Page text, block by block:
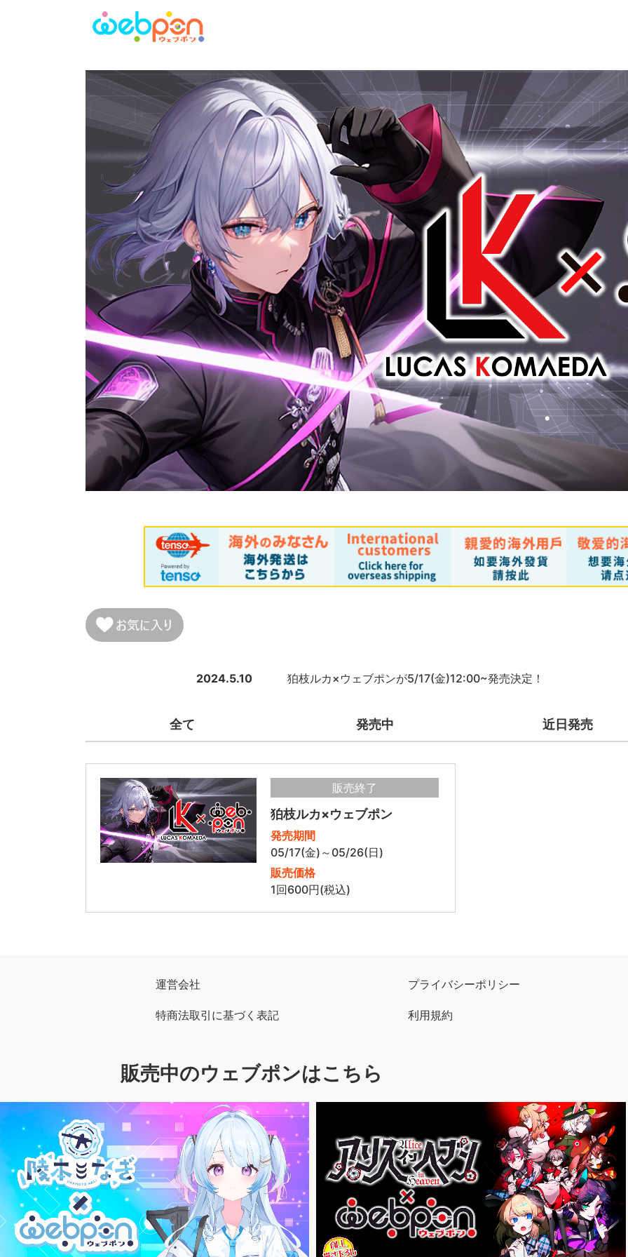
2024.5.10 狛枝ルカ×ウェブポンが5/17(金)12:00~発売決定！
全て 発売中 近日発売
販売終了
狛枝ルカ×ウェブポン
発売期間
05/17(金)～05/26(日)
販売価格
1回600円(税込)
運営会社 プライバシーポリシー
特商法取引に基づく表記 利用規約
販売中のウェブポンはこちら